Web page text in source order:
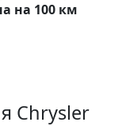
на 100 км
Chrysler